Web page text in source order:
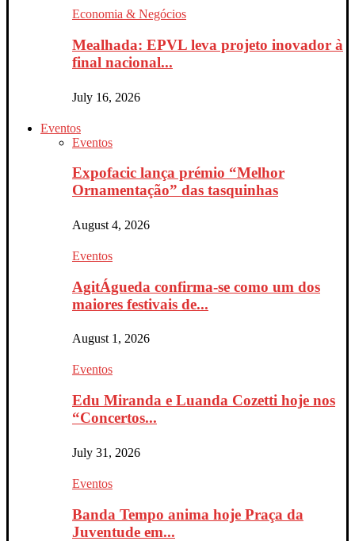
Economia & Negócios
Mealhada: EPVL leva projeto inovador à
final nacional...
July 16, 2026
Eventos
Eventos
Expofacic lança prémio “Melhor
Ornamentação” das tasquinhas
August 4, 2026
Eventos
AgitÁgueda confirma-se como um dos
maiores festivais de...
August 1, 2026
Eventos
Edu Miranda e Luanda Cozetti hoje nos
“Concertos...
July 31, 2026
Eventos
Banda Tempo anima hoje Praça da
Juventude em...